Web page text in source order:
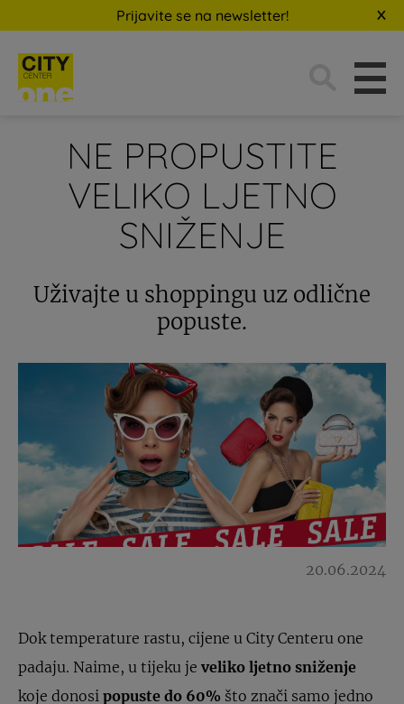
Prijavite se na newsletter!
NE PROPUSTITE
VELIKO LJETNO
SNIŽENJE
Uživajte u shoppingu uz odlične
popuste.
20.06.2024
Dok temperature rastu, cijene u City Centeru one
padaju. Naime, u tijeku je veliko ljetno sniženje
koje donosi popuste do 60% što znači samo jedno